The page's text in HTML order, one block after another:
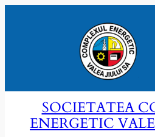
SOCIETATEA
ENERGETIC